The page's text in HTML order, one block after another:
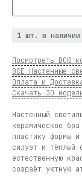
1 шт. в наличии
Посмотреть ВСЮ
ВСЕ Настенные
Оплата и
Скачать 3D
Настенный
керамическое
пластику формы
силуэт и тёплый
естественную
создаёт уютную